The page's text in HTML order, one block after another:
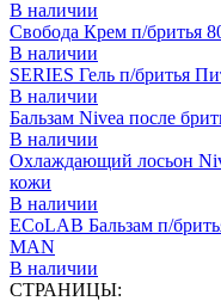
В наличии
Свобода Крем п/бритья
В наличии
SERIES Гель п/бритья
В наличии
Бальзам Nivea после
В наличии
Охлаждающий лосьон
кожи
В наличии
ECоLAB Бальзам п/
MAN
В наличии
СТРАНИЦЫ: